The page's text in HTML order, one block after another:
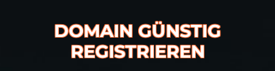
DOMAIN GÜNSTIG
REGISTRIEREN